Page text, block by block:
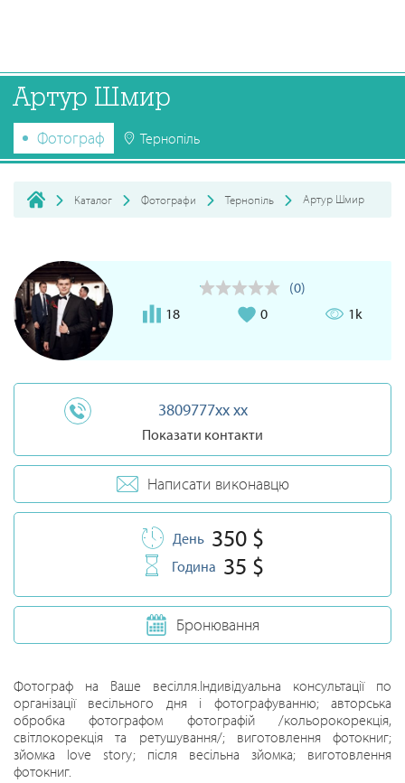
Артур Шмир
Фотограф Тернопіль
Каталог Фотографи Тернопіль Артур Шмир
(0)
18
0 1k
3809777xx xx
Показати контакти
Написати виконавцю
День 350 $
Година 35 $
Бронювання
Фотограф на Ваше весілля.Індивідуальна консультації по
організації весільного дня і фотографуванню; авторська
обробка фотографом фотографій /кольорокорекція,
світлокорекція та ретушування/; виготовлення фотокниг;
зйомка love story; після весільна зйомка; виготовлення
фотокниг.